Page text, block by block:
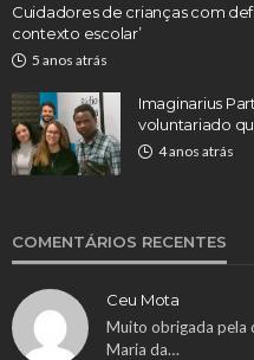
Cuidadores de crianças com
contexto escolar’
5 anos atrás
Imaginarius
voluntariado
4 anos atrás
COMENTÁRIOS RECENTES
Ceu Mota
Muito obrigada pela
Maria da…